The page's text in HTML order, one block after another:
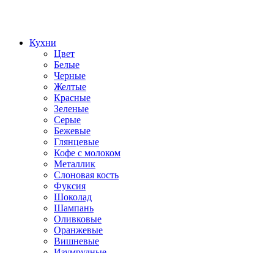
Кухни
Цвет
Белые
Черные
Желтые
Красные
Зеленые
Серые
Бежевые
Глянцевые
Кофе с молоком
Металлик
Слоновая кость
Фуксия
Шоколад
Шампань
Оливковые
Оранжевые
Вишневые